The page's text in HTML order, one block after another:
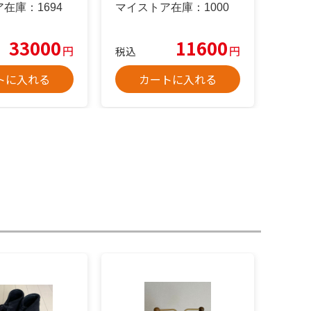
庫： 1694
33000円
に入れる
マイストア在庫： 1000
税込 11600円
カートに入れる